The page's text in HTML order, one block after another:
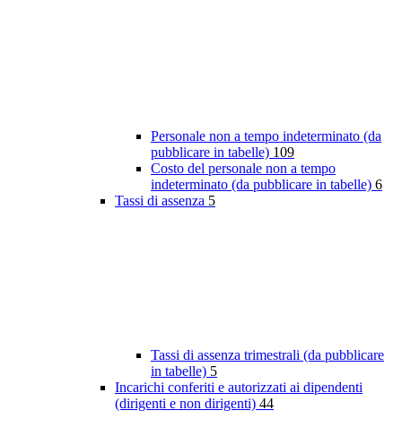
Personale non a tempo indeterminato (da
pubblicare in tabelle) 109
Costo del personale non a tempo
indeterminato (da pubblicare in tabelle) 6
Tassi di assenza 5
Tassi di assenza trimestrali (da pubblicare
in tabelle) 5
Incarichi conferiti e autorizzati ai dipendenti
(dirigenti e non dirigenti) 44